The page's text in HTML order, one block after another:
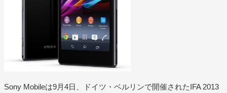
Sony Mobileは9月4日、ドイツ・ベルリンで開催されたIFA 2013